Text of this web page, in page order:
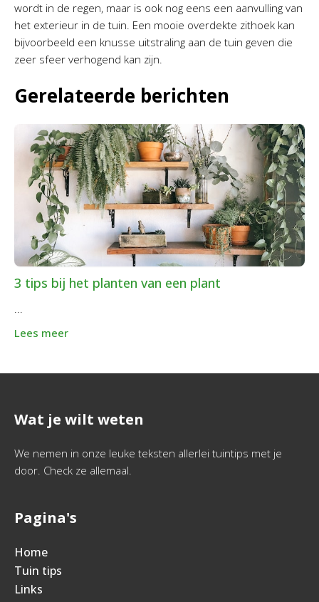
wordt in de regen, maar is ook nog eens een aanvulling van
het exterieur in de tuin. Een mooie overdekte zithoek kan
bijvoorbeeld een knusse uitstraling aan de tuin geven die
zeer sfeer verhogend kan zijn.
Gerelateerde berichten
3 tips bij het planten van een plant
...
Lees meer
Wat je wilt weten
We nemen in onze leuke teksten allerlei tuintips met je
door. Check ze allemaal.
Pagina's
Home
Tuin tips
Links